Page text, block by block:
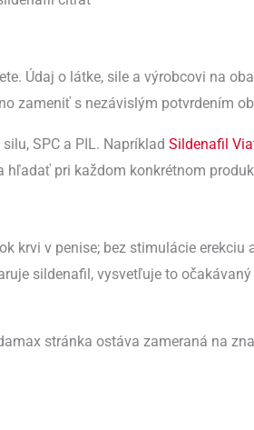
Údaj o látke, sile a výrobcovi na
zameniť s nezávislým potvrdením
SPC a PIL. Napríklad Sildenafil
hľadať pri každom konkrétnom
krvi v penise; bez stimulácie erekciu
sildenafil, vysvetľuje to
stránka ostáva zameraná na